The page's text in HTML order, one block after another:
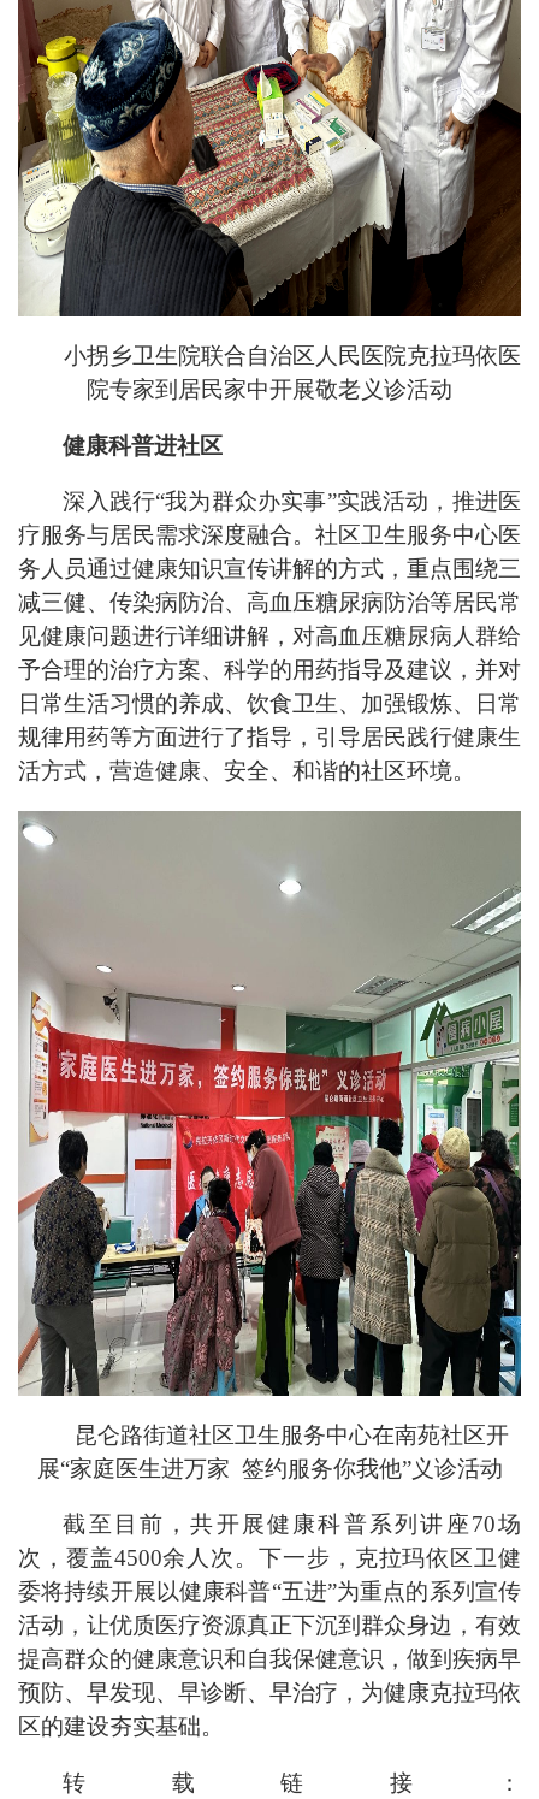
小拐乡卫生院联合自治区人民医院克拉玛依医
院专家到居民家中开展敬老义诊活动
健康科普进社区
深入践行“我为群众办实事”实践活动，推进医
疗服务与居民需求深度融合。社区卫生服务中心医
务人员通过健康知识宣传讲解的方式，重点围绕三
减三健、传染病防治、高血压糖尿病防治等居民常
见健康问题进行详细讲解，对高血压糖尿病人群给
予合理的治疗方案、科学的用药指导及建议，并对
日常生活习惯的养成、饮食卫生、加强锻炼、日常
规律用药等方面进行了指导，引导居民践行健康生
活方式，营造健康、安全、和谐的社区环境。
昆仑路街道社区卫生服务中心在南苑社区开
展“家庭医生进万家 签约服务你我他”义诊活动
截至目前，共开展健康科普系列讲座70场
次，覆盖4500余人次。下一步，克拉玛依区卫健
委将持续开展以健康科普“五进”为重点的系列宣传
活动，让优质医疗资源真正下沉到群众身边，有效
提高群众的健康意识和自我保健意识，做到疾病早
预防、早发现、早诊断、早治疗，为健康克拉玛依
区的建设夯实基础。
转载链接：